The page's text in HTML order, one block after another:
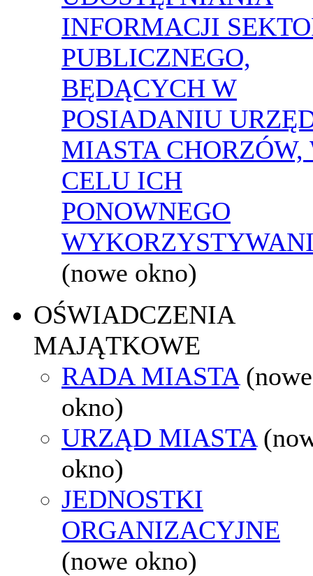
INFORMACJI
PUBLICZNEGO,
BĘDĄCYCH W
POSIADANIU
MIASTA CHORZÓW,
CELU ICH
PONOWNEGO
(nowe okno)
OŚWIADCZENIA
MAJĄTKOWE
RADA MIASTA (nowe
okno)
URZĄD MIASTA
okno)
JEDNOSTKI
ORGANIZACYJNE
(nowe okno)